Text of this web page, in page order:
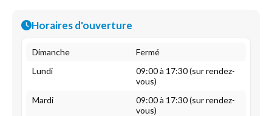
Horaires d'ouverture
Dimanche
Fermé
Lundi
09:00 à 17:30 (sur rendez-
vous)
Mardi
09:00 à 17:30 (sur rendez-
vous)